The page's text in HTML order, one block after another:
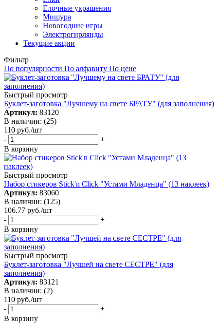
Елочные украшения
Мишура
Новогодние игры
Электрогирлянды
Текущие акции
Фильтр
По популярности По алфавиту По цене
Быстрый просмотр
Буклет-заготовка "Лучшему на свете БРАТУ" (для заполнения)
Артикул: 83120
В наличии: (25)
110 руб./шт
-
+
В корзину
Быстрый просмотр
Набор стикеров Stick'n Click "Устами Младенца" (13 наклеек)
Артикул: 83060
В наличии: (125)
106.77 руб./шт
-
+
В корзину
Быстрый просмотр
Буклет-заготовка "Лучшей на свете СЕСТРЕ" (для
заполнения)
Артикул: 83121
В наличии: (2)
110 руб./шт
-
+
В корзину